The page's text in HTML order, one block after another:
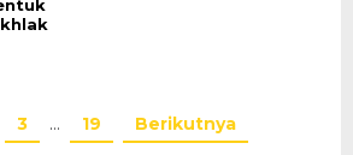
3 … 19 Berikutnya